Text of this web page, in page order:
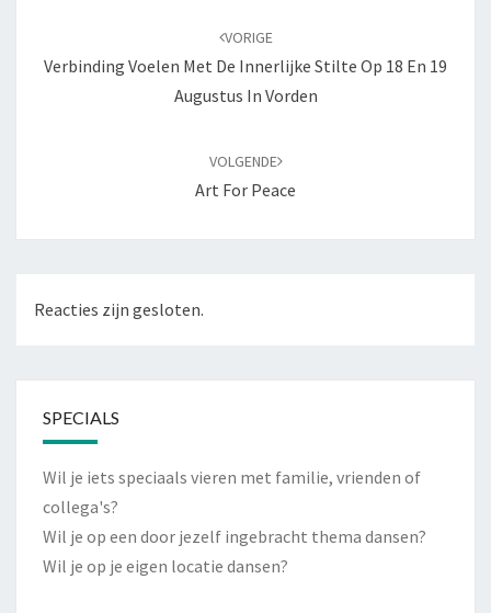
VORIGE
Verbinding Voelen Met De Innerlijke Stilte Op 18 En 19
Augustus In Vorden
VOLGENDE
Art For Peace
Reacties zijn gesloten.
SPECIALS
Wil je iets speciaals vieren met familie, vrienden of
collega's?
Wil je op een door jezelf ingebracht thema dansen?
Wil je op je eigen locatie dansen?